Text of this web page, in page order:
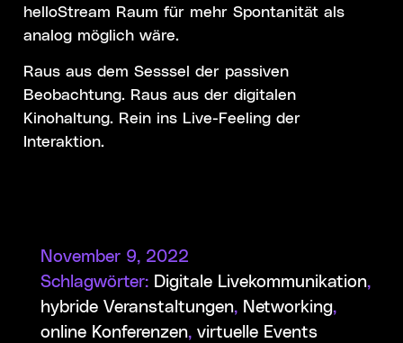
helloStream Raum für mehr Spontanität als
analog möglich wäre.
Raus aus dem Sesssel der passiven
Beobachtung. Raus aus der digitalen
Kinohaltung. Rein ins Live-Feeling der
Interaktion.
November 9, 2022
Schlagwörter: Digitale Livekommunikation,
hybride Veranstaltungen, Networking,
online Konferenzen, virtuelle Events